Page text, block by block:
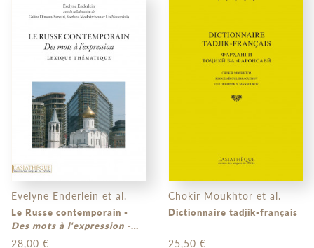
Evelyne Enderlein et al.
Le Russe contemporain -
Des mots à l'expression -
Lexique thématique
28,00 €
Chokir Moukhtor et al.
Dictionnaire tadjik-français
25,50 €